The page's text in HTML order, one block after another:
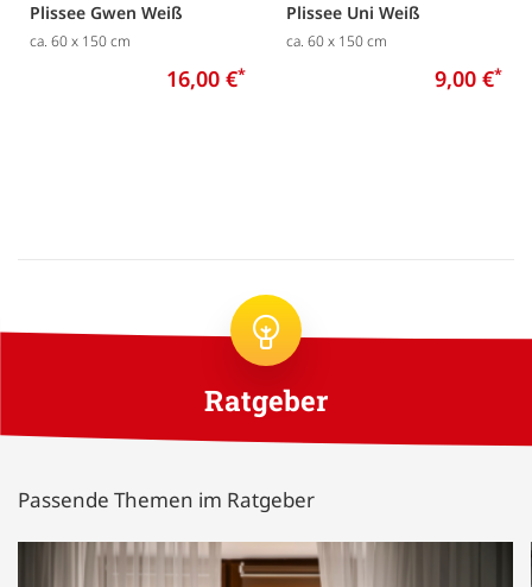
Plissee Gwen Weiß
ca. 60 x 150 cm
16,00 €*
Plissee Uni Weiß
ca. 60 x 150 cm
9,00 €*
Ratgeber
Passende Themen im Ratgeber